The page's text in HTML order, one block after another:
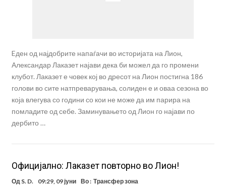
Eден од најдобрите напаѓачи во историјата на Лион,
Александар Лаказет најави дека би можел да го промени
клубот. Лаказет е човек кој во дресот на Лион постигна 186
голови во сите натпреварувања, солиден е и оваа сезона во
која влегува со години со кои не може да им парира на
помладите од себе. Заминувањето од Лион го најави по
дербито …
Официјално: Лаказет повторно во Лион!
Од S. D. 09:29, 09 јуни Во : Трансфер зона